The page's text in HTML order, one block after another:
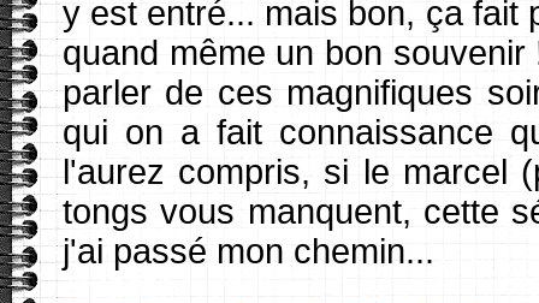
y est entré... mais bon, ça fait
quand même un bon
parler de ces magnifiques
qui on a fait connaissance
l'aurez compris, si le marcel
tongs vous manquent, cette
j'ai passé mon chemin...